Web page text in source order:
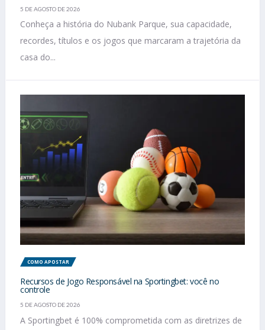
5 DE AGOSTO DE 2026
Conheça a história do Nubank Parque, sua capacidade,
recordes, títulos e os jogos que marcaram a trajetória da
casa do...
COMO APOSTAR
Recursos de Jogo Responsável na Sportingbet: você no
controle
5 DE AGOSTO DE 2026
A Sportingbet é 100% comprometida com as diretrizes de